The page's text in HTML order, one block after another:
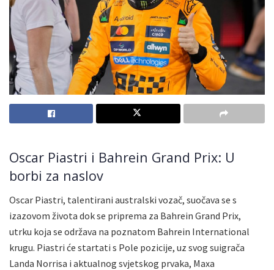
Oscar Piastri i Bahrein Grand Prix: U
borbi za naslov
Oscar Piastri, talentirani australski vozač, suočava se s
izazovom života dok se priprema za Bahrein Grand Prix,
utrku koja se održava na poznatom Bahrein International
krugu. Piastri će startati s Pole pozicije, uz svog suigrača
Landa Norrisa i aktualnog svjetskog prvaka, Maxa